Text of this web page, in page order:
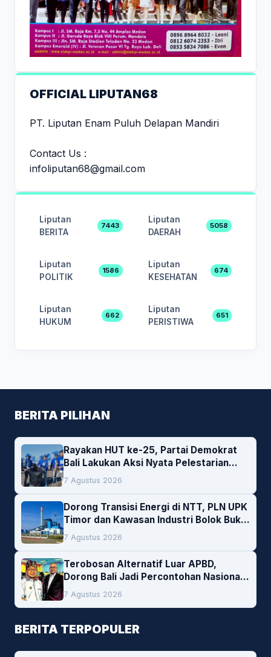
OFFICIAL LIPUTAN68
PT. Liputan Enam Puluh Delapan Mandiri
Contact Us :
infoliputan68@gmail.com
Liputan
BERITA
7443
Liputan
DAERAH
5058
Liputan
POLITIK
1586
Liputan
KESEHATAN
674
Liputan
HUKUM
662
Liputan
PERISTIWA
651
BERITA PILIHAN
Rayakan HUT ke-25, Partai Demokrat
Bali Lakukan Aksi Nyata Pelestarian
Lingkungan
7 Agustus 2026
Dorong Transisi Energi di NTT, PLN UPK
Timor dan Kawasan Industri Bolok Buka
Peluang Investasi Woodchip untuk
Cofiring PLTU Bolok
7 Agustus 2026
Terobosan Alternatif Luar APBD,
Dorong Bali Jadi Percontohan Nasional
Pembiayaan Daerah
7 Agustus 2026
BERITA TERPOPULER